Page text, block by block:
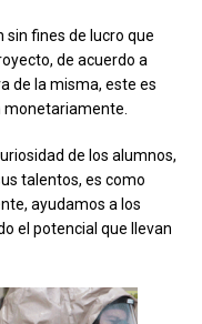
sin fines de lucro que
de acuerdo a
de la misma, este es
monetariamente.
de los alumnos,
talentos, es como
ayudamos a los
el potencial que llevan